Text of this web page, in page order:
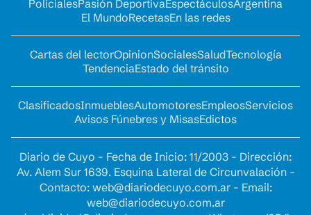
PolicialesPasión DeportivaEspectáculosArgentina
El MundoRecetasEn las redes
Cartas del lectorOpinionSocialesSaludTecnología
TendenciaEstado del tránsito
ClasificadosInmueblesAutomotoresEmpleosServicios
Avisos Fúnebres y MisasEdictos
Diario de Cuyo - Fecha de Inicio: 11/2003 - Dirección:
Av. Alem Sur 1639. Esquina Lateral de Circunvalación -
Contacto: web@diariodecuyo.com.ar- Email:
web@diariodecuyo.com.ar